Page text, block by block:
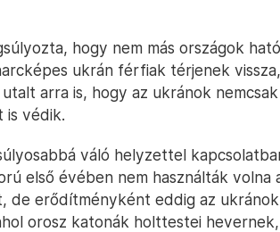
hogy nem más országok
ukrán férfiak térjenek
arra is, hogy az ukránok
is védik.
váló helyzettel
első évében nem használták volna
de erődítményként eddig az
orosz katonák holttestei